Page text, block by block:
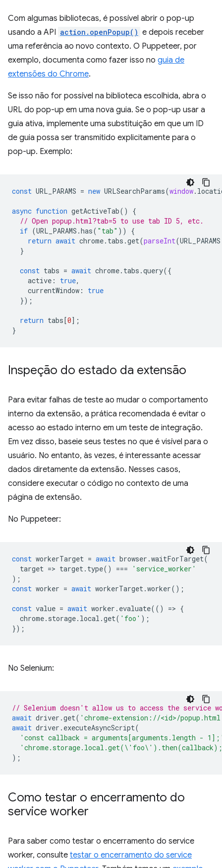
Com algumas bibliotecas, é possível abrir o pop-up
usando a API action.openPopup() e depois receber
uma referência ao novo contexto. O Puppeteer, por
exemplo, documenta como fazer isso no guia de
extensões do Chrome.
Se isso não for possível na biblioteca escolhida, abra o
URL do pop-up em uma nova guia. Se o pop-up usar a
guia ativa, implemente uma substituição em que um ID
de guia possa ser transmitido explicitamente para o
pop-up. Exemplo:
const URL_PARAMS = new URLSearchParams(window.
async function getActiveTab()
{
// Open popup.html?tab=5 to use tab ID 5, etc.
if (URL_PARAMS .has( "tab" ))
{
return await chrome. tabs .get(parseInt(URL_PARAMS
}
const tabs = await chrome. tabs .query({
active : true,
currentWindow :
true
});
return tabs[0];
}
Inspeção do estado da extensão
Para evitar falhas de teste ao mudar o comportamento
interno da extensão, a prática recomendada é evitar o
acesso ao estado interno em um teste de integração.
Em vez disso, baseie seus testes no que é visível para o
usuário. No entanto, às vezes, é interessante acessar
dados diretamente da extensão. Nesses casos,
considere executar o código no contexto de uma
página de extensão.
No Puppeteer:
const workerTarget = await browser .waitForTarget(
target => target. type() ===
'service_worker'
);
const worker = await workerTarget.worker();
const value = await worker . evaluate(() => {
chrome. storage. local .get( 'foo' );
});
No Selenium:
// Selenium doesn't allow us to access the service
await driver .get( 'chrome-extension://<id>/
await driver . executeAsyncScript(
'const callback = arguments[arguments.length -
);
Como testar o encerramento do
service worker
Para saber como testar o encerramento do service
worker, consulte testar o encerramento do service